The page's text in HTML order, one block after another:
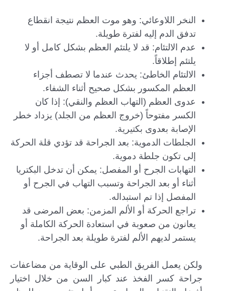
النخر اللاوعائي: وهو موت العظم نتيجة انقطاع
تدفق الدم إليه لفترة طويلة.
عدم الالتئام: قد لا يلتئم العظم بشكل كامل أو لا
يلتئم إطلاقاً.
الالتئام الخاطئ: يحدث عندما لا تصطف أجزاء
العظم المكسور بشكل صحيح أثناء الشفاء.
عدوى العظم (التهاب العظم والنقي): إذا كان
الكسر مفتوحاً (خروج العظم من الجلد) يزداد خطر
الإصابة بعدوى بكتيرية.
الجلطات الدموية: بعد الجراحة قد تؤدي قلة الحركة
إلى تكون جلطة دموية.
التهابات الجرح أو المفصل: يمكن أن تدخل البكتريا
أثناء أو بعد الجراحة وتسبب التهاب في الجرح أو
المفصل إذا تم استبداله.
تراجع الحركة أو الألم المزمن: بعض المرضى قد
يعانون من صعوبة في استعادة الحركة الكاملة أو
يستمر لديهم الألم لفترة طويلة بعد الجراحة.
ولكن يعمل الفريق الطبي على الوقاية من مضاعفات
جراحة كسر الفخذ عند كبار السن من خلال اختيار